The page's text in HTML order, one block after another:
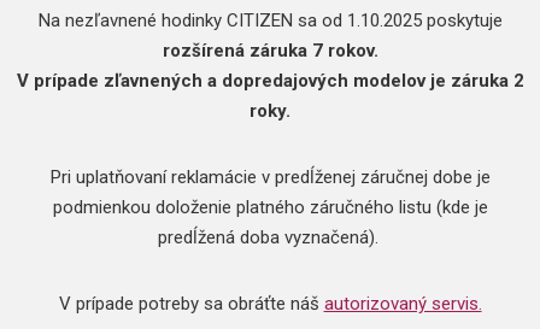
Na nezľavnené hodinky CITIZEN sa od 1.10.2025 poskytuje
rozšírená záruka 7 rokov.
V prípade zľavnených a dopredajových modelov je záruka 2
roky.
Pri uplatňovaní reklamácie v predĺženej záručnej dobe je
podmienkou doloženie platného záručného listu (kde je
predĺžená doba vyznačená).
V prípade potreby sa obráťte náš autorizovaný servis.